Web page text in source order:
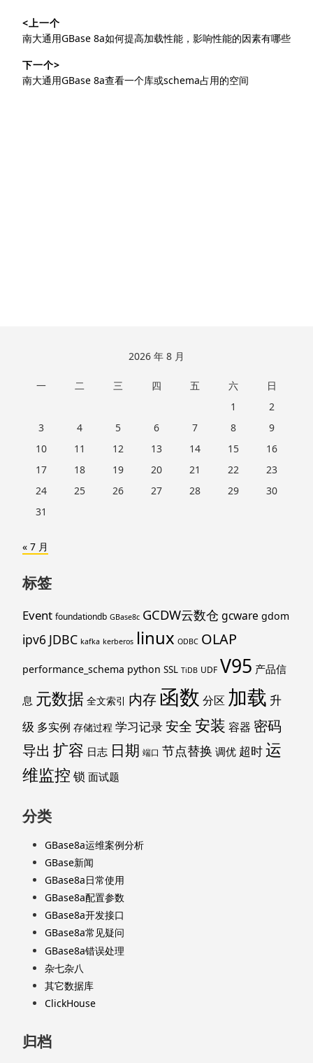
章
导
航
<上一个
上
文
章：
南大通用GBase 8a如何提高加载性能，影响性能的因素有哪些
下一个>
下
南大通用GBase 8a查看一个库或schema占用的空间
2026 年 8 月
一 二 三 四 五 六
日
1
2
3
4 5 6 7 8
9
10
11 12 13 14 15
16
17
18 19 20 21 22
23
24
25 26 27 28 29
30
31
« 7 月
标签
Event foundationdb GBase8c GCDW云数仓 gcware gdom
ipv6 JDBC kafka kerberos linux ODBC OLAP
performance_schema python SSL TiDB UDF V95 产品信
息 元数据 全文索引 内存函数 分区 加载 升
级 多实例 存储过程 学习记录安全安装 容器 密码
导出 扩容 日志 日期 端口 节点替换 调优 超时运
维监控 锁 面试题
分类
GBase8a运维案例分析
GBase新闻
GBase8a日常使用
GBase8a配置参数
GBase8a开发接口
GBase8a常见疑问
GBase8a错误处理
杂七杂八
其它数据库
ClickHouse
归档